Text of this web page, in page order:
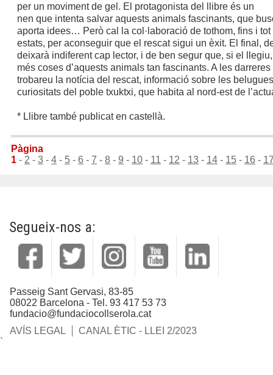
per un moviment de gel. El protagonista del llibre és un
nen que intenta salvar aquests animals fascinants, que
aporta idees… Però cal la col·laboració de tothom, fins i
estats, per aconseguir que el rescat sigui un èxit. El final,
deixarà indiferent cap lector, i de ben segur que, si el
més coses d’aquests animals tan fascinants. A les
trobareu la notícia del rescat, informació sobre les
curiositats del poble txuktxi, que habita al nord-est de
* Llibre també publicat en castellà.
Pàgina
1 - 2 - 3 - 4 - 5 - 6 - 7 - 8 - 9 - 10 - 11 - 12 - 13 - 14 - 15 - 16 -
Segueix-nos a:
Passeig Sant Gervasi, 83-85
08022 Barcelona - Tel. 93 417 53 73
fundacio@fundaciocollserola.cat
AVÍS LEGAL
CANAL ÈTIC - LLEI 2/2023
`